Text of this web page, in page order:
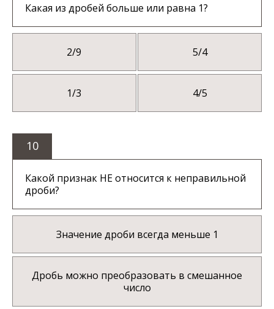
Какая из дробей больше или равна 1?
2/9 5/4
1/3 4/5
10
Какой признак НЕ относится к неправильной
дроби?
Значение дроби всегда меньше 1
Дробь можно преобразовать в смешанное
число